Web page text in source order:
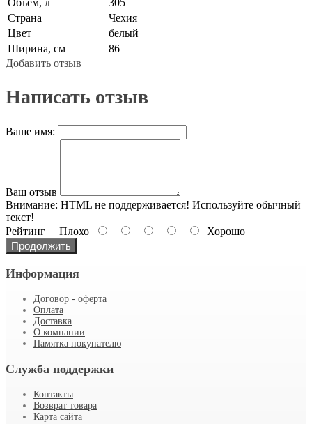
Объем, л
305
Страна
Чехия
Цвет
белый
Ширина, см
86
Добавить отзыв
Написать отзыв
Ваше имя:
Ваш отзыв
Внимание: HTML не поддерживается! Используйте обычный
текст!
Рейтинг Плохо
Хорошо
Продолжить
Информация
Договор - оферта
Оплата
Доставка
О компании
Памятка покупателю
Служба поддержки
Контакты
Возврат товара
Карта сайта